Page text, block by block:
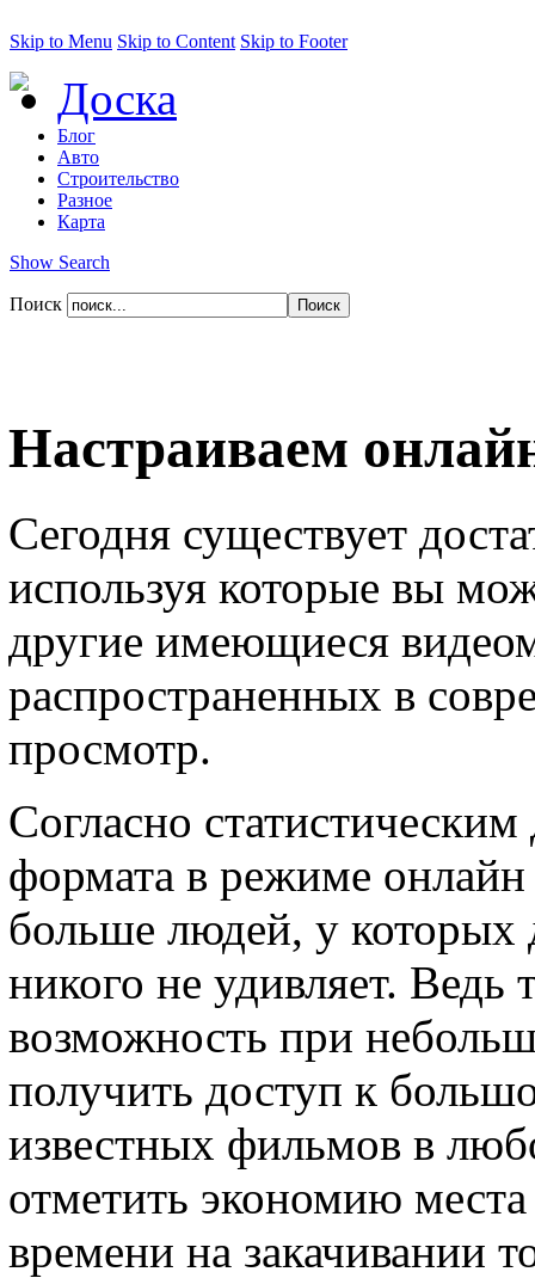
Skip to Menu Skip to Content Skip to Footer
Доска
Блог
Авто
Строительство
Разное
Карта
Show Search
Поиск
Настраиваем
Сегодня существует
используя которые вы
другие имеющиеся
распространенных в
просмотр.
Согласно
формата в режиме онлайн
больше людей, у которых
никого не удивляет. Ведь
возможность при
получить доступ к
известных фильмов в
отметить экономию
времени на закачивании